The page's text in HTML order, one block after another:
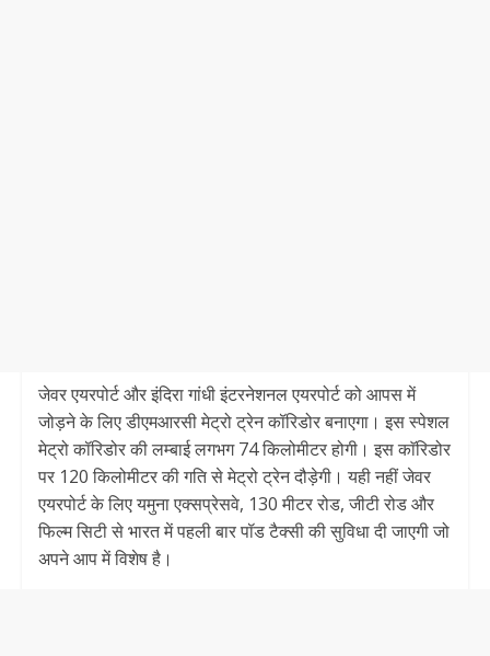
जेवर एयरपोर्ट और इंदिरा गांधी इंटरनेशनल एयरपोर्ट को आपस में
जोड़ने के लिए डीएमआरसी मेट्रो ट्रेन कॉरिडोर बनाएगा। इस स्पेशल
मेट्रो कॉरिडोर की लम्बाई लगभग 74 किलोमीटर होगी। इस काॅरिडोर
पर 120 किलोमीटर की गति से मेट्रो ट्रेन दौड़ेगी। यही नहीं जेवर
एयरपोर्ट के लिए यमुना एक्सप्रेसवे, 130 मीटर रोड, जीटी रोड और
फिल्म सिटी से भारत में पहली बार पॉड टैक्सी की सुविधा दी जाएगी जो
अपने आप में विशेष है।